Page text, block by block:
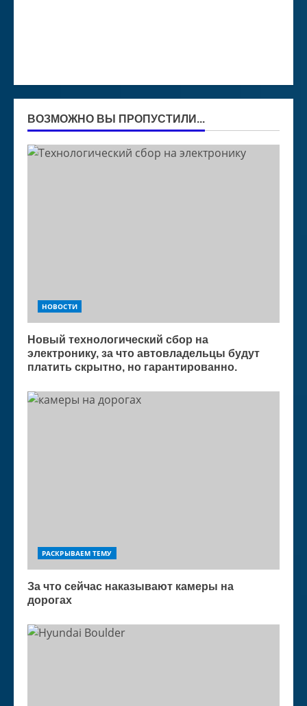
ВОЗМОЖНО ВЫ ПРОПУСТИЛИ...
НОВОСТИ
Новый технологический сбор на
электронику, за что автовладельцы будут
платить скрытно, но гарантированно.
РАСКРЫВАЕМ ТЕМУ
За что сейчас наказывают камеры на
дорогах